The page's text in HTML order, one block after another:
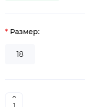
Размер:
18